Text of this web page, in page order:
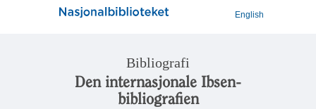
English
Bibliografi
Den internasjonale Ibsen-
bibliografien